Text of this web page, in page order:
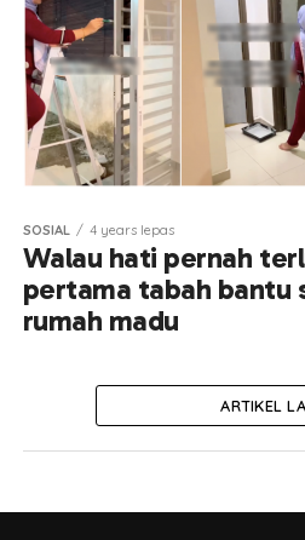
SOSIAL 4 years lepas
Walau hati pernah
pertama tabah bantu
rumah madu
ARTIKEL